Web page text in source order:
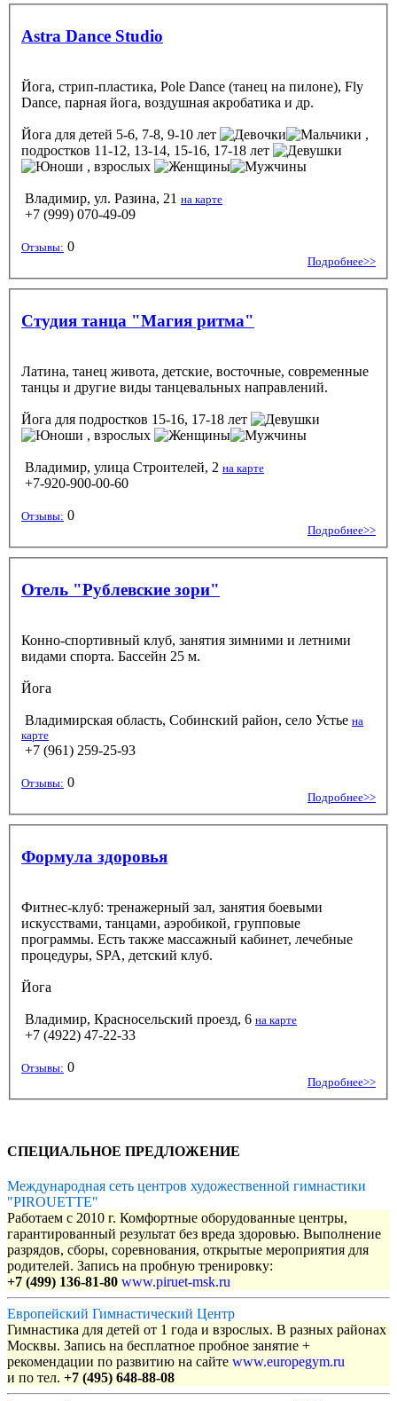
Astra Dance Studio
Йога, стрип-пластика, Pole Dance (танец на пилоне), Fly
Dance, парная йога, воздушная акробатика и др.
Йога для детей 5-6, 7-8, 9-10 лет
,
подростков 11-12, 13-14, 15-16, 17-18 лет
, взрослых
Владимир, ул. Разина, 21 на карте
+7 (999) 070-49-09
Отзывы: 0
Подробнее>>
Студия танца "Магия ритма"
Латина, танец живота, детские, восточные, современные
танцы и другие виды танцевальных направлений.
Йога для подростков 15-16, 17-18 лет
, взрослых
Владимир, улица Строителей, 2 на карте
+7-920-900-00-60
Отзывы: 0
Подробнее>>
Отель "Рублевские зори"
Конно-спортивный клуб, занятия зимними и летними
видами спорта. Бассейн 25 м.
Йога
Владимирская область, Собинский район, село Устье на
карте
+7 (961) 259-25-93
Отзывы: 0
Подробнее>>
Формула здоровья
Фитнес-клуб: тренажерный зал, занятия боевыми
искусствами, танцами, аэробикой, групповые
программы. Есть также массажный кабинет, лечебные
процедуры, SPA, детский клуб.
Йога
Владимир, Красносельский проезд, 6 на карте
+7 (4922) 47-22-33
Отзывы: 0
Подробнее>>
СПЕЦИАЛЬНОЕ ПРЕДЛОЖЕНИЕ
Международная сеть центров художественной гимнастики
"PIROUETTE"
Работаем с 2010 г. Комфортные оборудованные центры,
гарантированный результат без вреда здоровью. Выполнение
разрядов, сборы, соревнования, открытые мероприятия для
родителей. Запись на пробную тренировку:
+7 (499) 136-81-80 www.piruet-msk.ru
Европейский Гимнастический Центр
Гимнастика для детей от 1 года и взрослых. В разных районах
Москвы. Запись на бесплатное пробное занятие +
рекомендации по развитию на сайте www.europegym.ru
и по тел. +7 (495) 648-88-08